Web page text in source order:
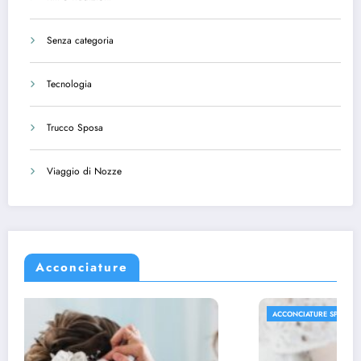
Senza categoria
Tecnologia
Trucco Sposa
Viaggio di Nozze
Acconciature
ACCONCIATURE SPOSA